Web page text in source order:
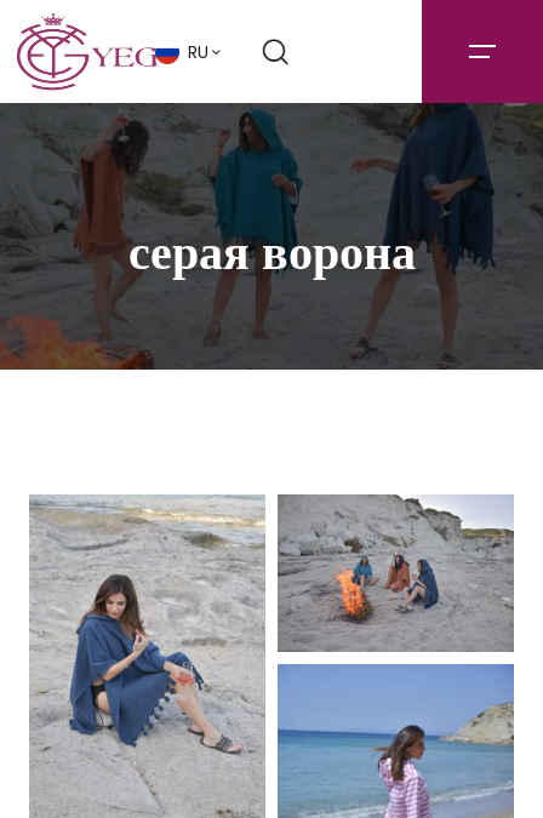
RU
серая ворона